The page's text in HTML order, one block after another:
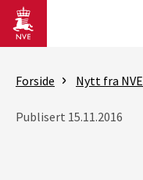
Gå til hovedinnhold
Forside Nytt fra NVE
Publisert 15.11.2016